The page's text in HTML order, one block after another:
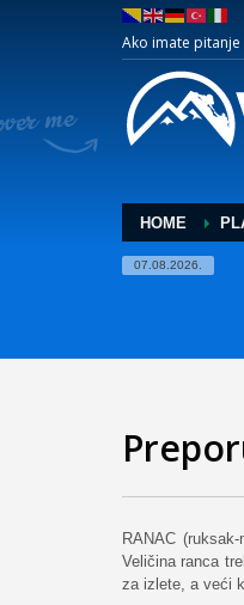
Ako imate
HOME
07.08.2026.
RANAC
Veličina ranca
za izlete, a veći